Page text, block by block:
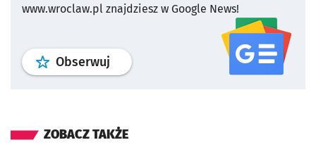
www.wroclaw.pl znajdziesz w Google News!
Obserwuj profil serwisu
ZOBACZ TAKŻE